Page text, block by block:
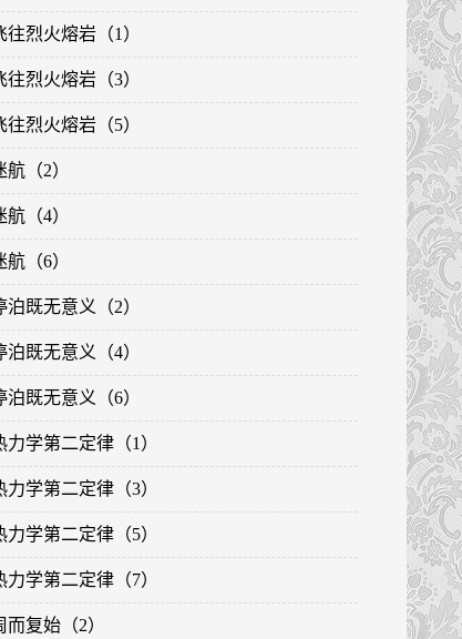
往烈火熔岩（1）
往烈火熔岩（3）
往烈火熔岩（5）
航（2）
航（4）
航（6）
泊既无意义（2）
泊既无意义（4）
泊既无意义（6）
力学第二定律（1）
力学第二定律（3）
力学第二定律（5）
力学第二定律（7）
而复始（2）